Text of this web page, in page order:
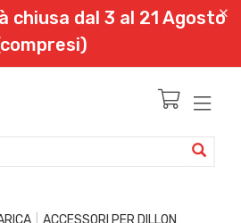
chiusa dal 3 al 21 Agosto
ACCESSORI PER DILLON